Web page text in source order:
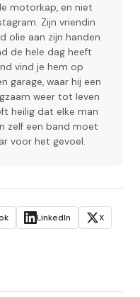
motorkap, en niet
Zijn vriendin
olie aan zijn handen
de hele dag heeft
vind je hem op
garage, waar hij een
weer tot leven
heilig dat elke man
zelf een band moet
voor het gevoel.
LinkedIn
X